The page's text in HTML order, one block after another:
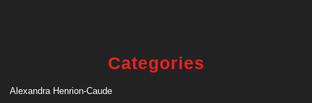
Categories
Alexandra Henrion-Caude